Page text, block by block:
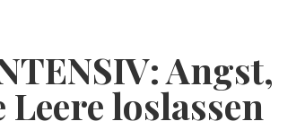
Angst,
loslassen